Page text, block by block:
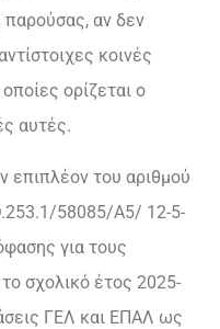
παρούσας, αν δεν
κοινές
ορίζεται ο
αυτές.
επιπλέον του αριθμού
58085/Α5/ 12-5-
για τους
σχολικό έτος 2025-
ΓΕΛ και ΕΠΑΛ ως